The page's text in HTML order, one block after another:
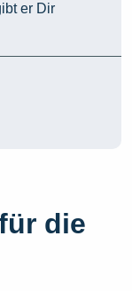
er Dir
die